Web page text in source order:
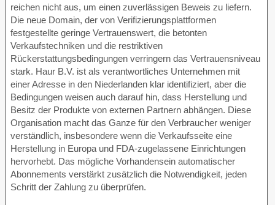
reichen nicht aus, um einen zuverlässigen Beweis zu liefern.
Die neue Domain, der von Verifizierungsplattformen
festgestellte geringe Vertrauenswert, die betonten
Verkaufstechniken und die restriktiven
Rückerstattungsbedingungen verringern das Vertrauensniveau
stark. Haur B.V. ist als verantwortliches Unternehmen mit
einer Adresse in den Niederlanden klar identifiziert, aber die
Bedingungen weisen auch darauf hin, dass Herstellung und
Besitz der Produkte von externen Partnern abhängen. Diese
Organisation macht das Ganze für den Verbraucher weniger
verständlich, insbesondere wenn die Verkaufsseite eine
Herstellung in Europa und FDA-zugelassene Einrichtungen
hervorhebt. Das mögliche Vorhandensein automatischer
Abonnements verstärkt zusätzlich die Notwendigkeit, jeden
Schritt der Zahlung zu überprüfen.